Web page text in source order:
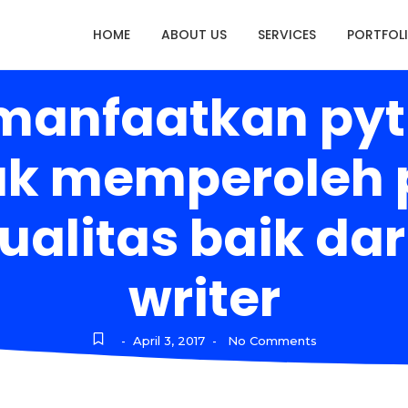
HOME ABOUT US SERVICES
baik
writer
- April 3, 2017 - No Comments